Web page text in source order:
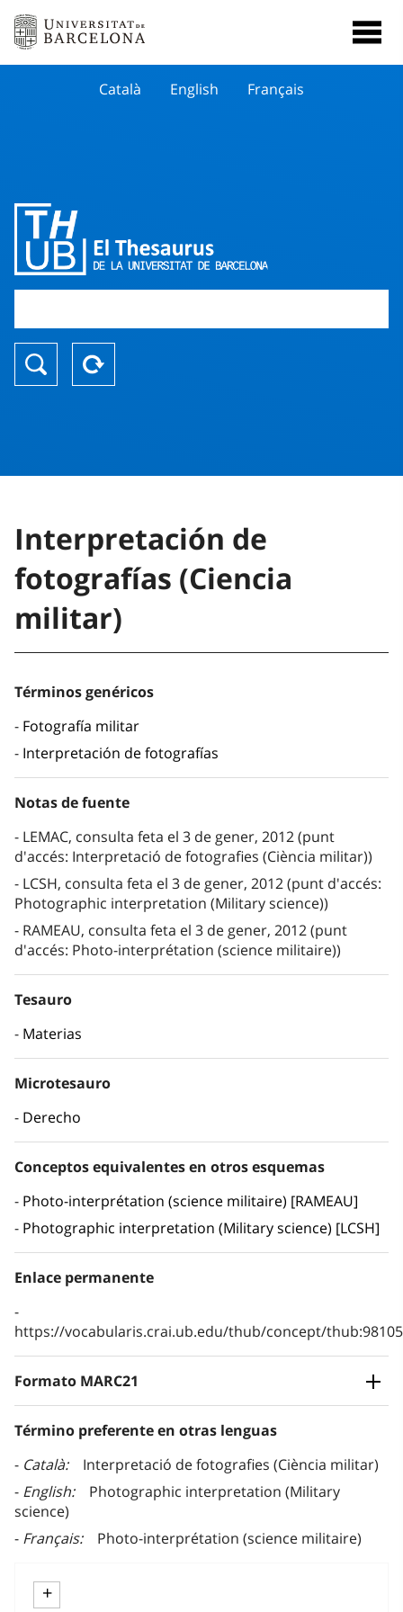
Català English Français
Interpretación de
fotografías (Ciencia
militar)
Términos genéricos
Fotografía militar
Interpretación de fotografías
Notas de fuente
LEMAC, consulta feta el 3 de gener, 2012 (punt
d'accés: Interpretació de fotografies (Ciència militar))
LCSH, consulta feta el 3 de gener, 2012 (punt d'accés:
Photographic interpretation (Military science))
RAMEAU, consulta feta el 3 de gener, 2012 (punt
d'accés: Photo-interprétation (science militaire))
Tesauro
Materias
Microtesauro
Derecho
Conceptos equivalentes en otros esquemas
Photo-interprétation (science militaire) [RAMEAU]
Photographic interpretation (Military science) [LCSH]
Enlace permanente
https://vocabularis.crai.ub.edu/thub/concept/
Formato MARC21
Término preferente en otras lenguas
Català
Interpretació de fotografies (Ciència militar)
English
Photographic interpretation (Military
science)
Français
Photo-interprétation (science militaire)
+